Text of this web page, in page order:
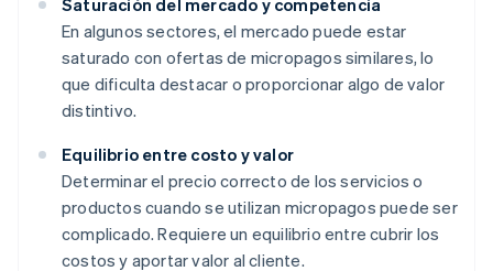
Saturación del mercado y competencia
En algunos sectores, el mercado puede estar
saturado con ofertas de micropagos similares, lo
que dificulta destacar o proporcionar algo de valor
distintivo.
Equilibrio entre costo y valor
Determinar el precio correcto de los servicios o
productos cuando se utilizan micropagos puede ser
complicado. Requiere un equilibrio entre cubrir los
costos y aportar valor al cliente.